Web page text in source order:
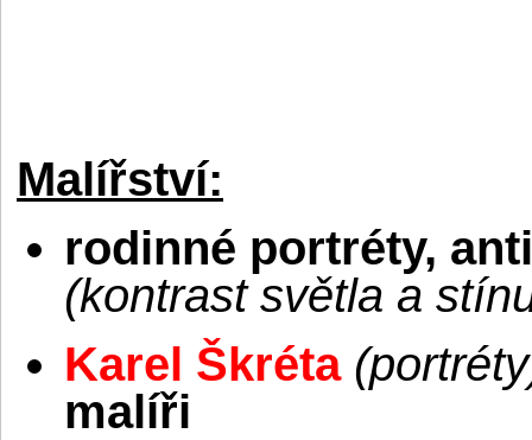
Malířství:
rodinné portréty,
(kontrast světla a
Karel Škréta
malíři